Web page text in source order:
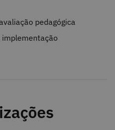
pedagógica
implementação